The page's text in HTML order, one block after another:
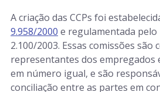
A criação das CCPs foi
9.958/2000 e regulamentada pelo
2.100/2003. Essas comissões são
representantes dos empregados
em número igual, e são
conciliação entre as partes em